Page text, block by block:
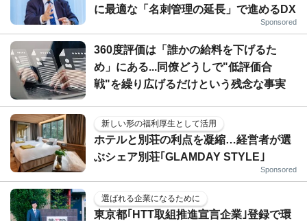
に最適な「名刺管理の延長」で進めるDX
Sponsored
360度評価は「誰かの給料を下げるた
め」にある...同僚どうしで"低評価合
戦"を繰り広げるだけという残念な事実
新しい形の福利厚生として活用
ホテルと別荘の利点を凝縮…経営者が選
ぶシェア別荘｢GLAMDAY STYLE｣
Sponsored
選ばれる企業になるために
東京都｢HTT取組推進宣言企業｣登録で環